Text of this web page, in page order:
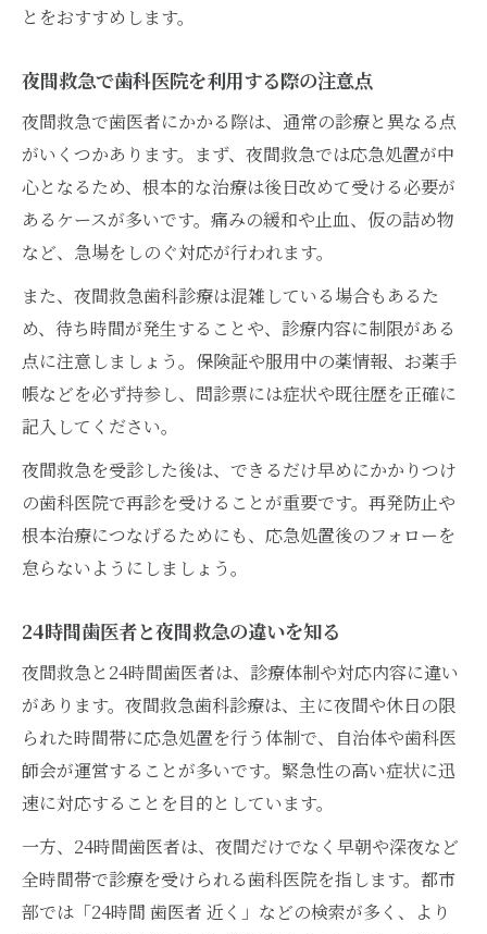
とをおすすめします。
夜間救急で歯科医院を利用する際の注意点
夜間救急で歯医者にかかる際は、通常の診療と異なる点
がいくつかあります。まず、夜間救急では応急処置が中
心となるため、根本的な治療は後日改めて受ける必要が
あるケースが多いです。痛みの緩和や止血、仮の詰め物
など、急場をしのぐ対応が行われます。
また、夜間救急歯科診療は混雑している場合もあるた
め、待ち時間が発生することや、診療内容に制限がある
点に注意しましょう。保険証や服用中の薬情報、お薬手
帳などを必ず持参し、問診票には症状や既往歴を正確に
記入してください。
夜間救急を受診した後は、できるだけ早めにかかりつけ
の歯科医院で再診を受けることが重要です。再発防止や
根本治療につなげるためにも、応急処置後のフォローを
怠らないようにしましょう。
24時間歯医者と夜間救急の違いを知る
夜間救急と24時間歯医者は、診療体制や対応内容に違い
があります。夜間救急歯科診療は、主に夜間や休日の限
られた時間帯に応急処置を行う体制で、自治体や歯科医
師会が運営することが多いです。緊急性の高い症状に迅
速に対応することを目的としています。
一方、24時間歯医者は、夜間だけでなく早朝や深夜など
全時間帯で診療を受けられる歯科医院を指します。都市
部では「24時間 歯医者 近く」などの検索が多く、より